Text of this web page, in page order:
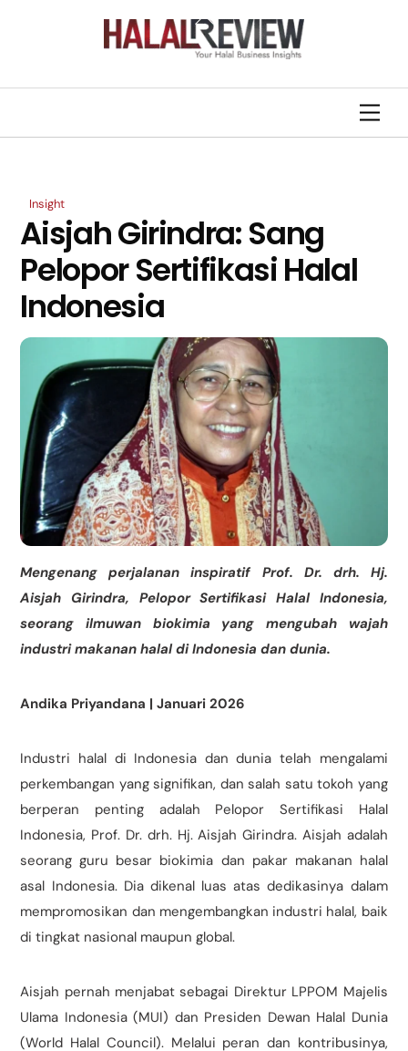
Aisjah Girindra: Sang
Pelopor Sertifikasi Halal
Indonesia
Insight
Mengenang perjalanan inspiratif Prof. Dr. drh. Hj.
Aisjah Girindra, Pelopor Sertifikasi Halal Indonesia,
seorang ilmuwan biokimia yang mengubah wajah
industri makanan halal di Indonesia dan dunia.
Andika Priyandana | Januari 2026
Industri halal di Indonesia dan dunia telah mengalami
perkembangan yang signifikan, dan salah satu tokoh yang
berperan penting adalah Pelopor Sertifikasi Halal
Indonesia, Prof. Dr. drh. Hj. Aisjah Girindra. Aisjah adalah
seorang guru besar biokimia dan pakar makanan halal
asal Indonesia. Dia dikenal luas atas dedikasinya dalam
mempromosikan dan mengembangkan industri halal, baik
di tingkat nasional maupun global.
Aisjah pernah menjabat sebagai Direktur LPPOM Majelis
Ulama Indonesia (MUI) dan Presiden Dewan Halal Dunia
(World Halal Council). Melalui peran dan kontribusinya,
To
Top